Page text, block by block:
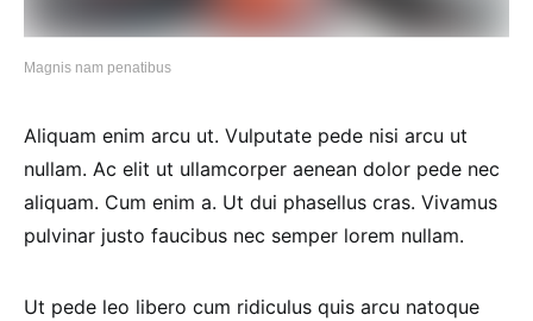
Magnis nam penatibus
Aliquam enim arcu ut. Vulputate pede nisi arcu ut
nullam. Ac elit ut ullamcorper aenean dolor pede nec
aliquam. Cum enim a. Ut dui phasellus cras. Vivamus
pulvinar justo faucibus nec semper lorem nullam.
Ut pede leo libero cum ridiculus quis arcu natoque